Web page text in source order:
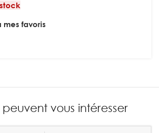
mes favoris
peuvent vous intéresser